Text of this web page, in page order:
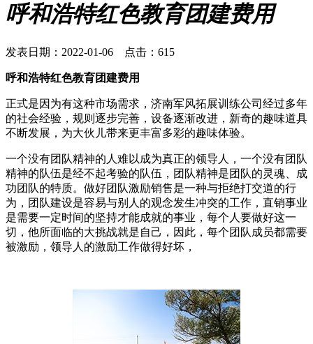
呼和浩特红色教育团建费用
发表日期：2022-01-06 点击：615
呼和浩特红色教育团建费用
正式是因为有这种市场需求，济南军风拓展训练公司经过多年
的社会经验，规则逐步完善，设备逐渐改进，新奇的趣味道具
不断发展，为大伙儿带来更丰富多彩的趣味体验。
一个没有团队精神的人难以成为真正的领导人，一个没有团队
精神的队伍是经不起考验的队伍，团队精神是团队的灵魂、成
功团队的特质。做好团队激励销售是一种与拒绝打交道的行
为，团队建设是容易与别人的观念发生冲突的工作，直销事业
是需要一定时间的坚持才能成就的事业，每个人要做好这一
切，他所面临的大挑战就是自己，因此，每个团队成员都需要
被激励，领导人的激励工作做得好坏，